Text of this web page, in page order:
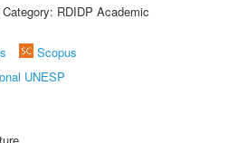
RDIDP Academic
Scopus
UNESP